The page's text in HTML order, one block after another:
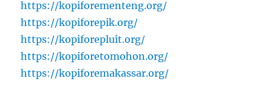
https://kopiforementeng.org/
https://kopiforepik.org/
https://kopiforepluit.org/
https://kopiforetomohon.org/
https://kopiforemakassar.org/